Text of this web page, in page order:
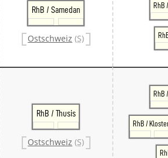
RhB / Samedan
Ostschweiz (S)
RhB
RhB / Thusis
Ostschweiz (S)
RhB
RhB /